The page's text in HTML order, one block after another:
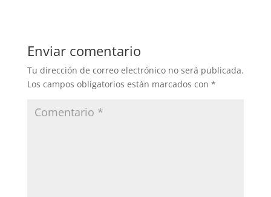
Enviar comentario
Tu dirección de correo electrónico no será publicada.
Los campos obligatorios están marcados con *